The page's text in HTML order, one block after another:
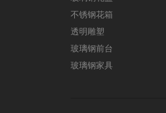
不锈钢花箱
透明雕塑
玻璃钢前台
玻璃钢家具